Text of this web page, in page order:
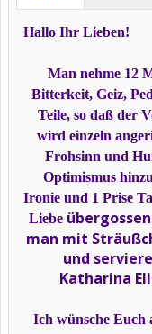
Hallo Ihr Lieben!
Man nehme 12
Bitterkeit, Geiz,
Teile, so daß der
wird einzeln
Frohsinn und
Optimismus
Ironie und 1 Prise
Liebe
man mit
und
Katharina
Ich wünsche Euch